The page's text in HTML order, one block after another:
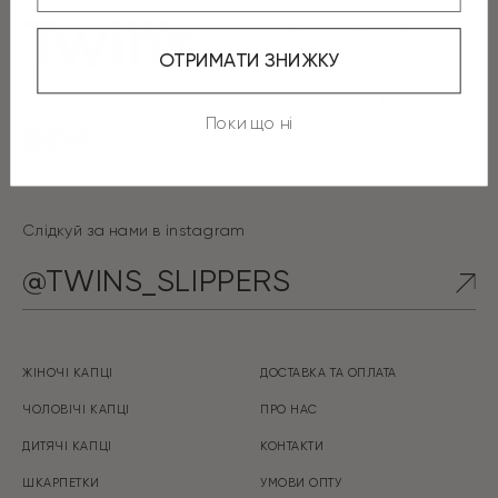
Обмін/повернення, доставка та
НАПИСАТИ В TELEGRAM
до 17:00, НД – вихідний
Слідкуй за нами в instagram
@TWINS_SLIPPERS
ЖІНОЧІ КАПЦІ
ЧОЛОВІЧІ КАПЦІ
ДИТЯЧІ КАПЦІ
ШКАРПЕТКИ
ДОСТАВКА ТА ОПЛАТА
ПРО НАС
КОНТАКТИ
УМОВИ ОПТУ
ОТРИМАТИ ЗНИЖКУ
Поки що ні